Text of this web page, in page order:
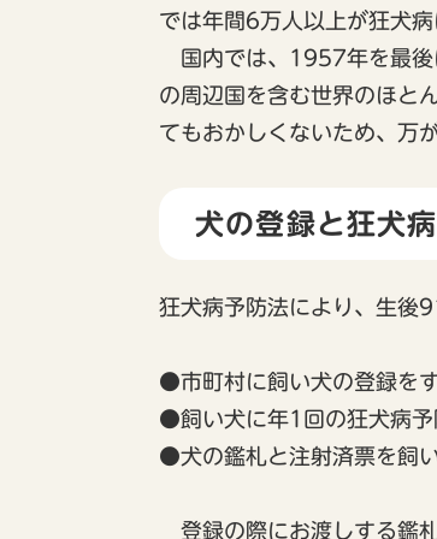
では年間6万人以上が狂犬病
国内では、1957年を最後
の周辺国を含む世界のほと
てもおかしくないため、万
犬の登録と狂犬
狂犬病予防法により、生後
●市町村に飼い犬の登録を
●飼い犬に年1回の狂犬病予
●犬の鑑札と注射済票を飼
登録の際にお渡しする鑑